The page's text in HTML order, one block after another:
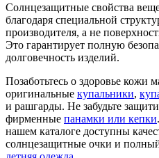
Солнцезащитные свойства
благодаря специальной
производителя, а не
Это гарантирует полную
долговечность изделий.
Позаботьтесь о здоровье кожи
оригинальные купальники,
и рашгарды. Не забудьте
фирменные панамки или кепки
нашем каталоге доступны
солнцезащитные очки и